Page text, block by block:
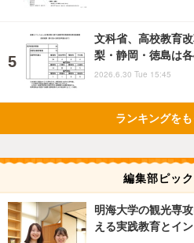
文科省、高校教育
梨・静岡・徳島は
2026.6.30 Tue 15:45
ランキングを
編集部ピッ
明海大学の観光専
える実践教育とイ